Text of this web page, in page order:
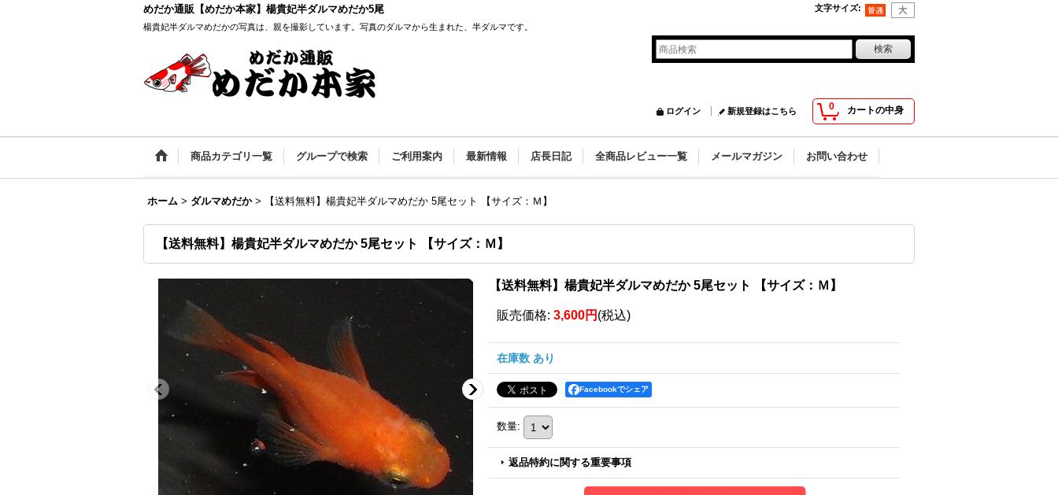
めだか通販【めだか本家】楊貴妃半ダルマめだか5尾
楊貴妃半ダルマめだかの写真は、親を撮影しています。写真のダルマから生まれた、半ダルマです。
文字サイズ:
0 カートの中身
ログイン 新規登録はこちら
商品カテゴリ一覧 グループで検索 ご利用案内 最新情報 店長日記 全商品レビュー一覧 メールマガジン お問い合わせ
ホーム > ダルマめだか > 【送料無料】楊貴妃半ダルマめだか 5尾セット 【サイズ：Ｍ】
【送料無料】楊貴妃半ダルマめだか 5尾セット 【サイズ：Ｍ】
【送料無料】楊貴妃半ダルマめだか 5尾セット 【サイズ：Ｍ】
販売価格: 3,600円 (税込)
在庫数 あり
Facebookでシェア
数量:
返品特約に関する重要事項